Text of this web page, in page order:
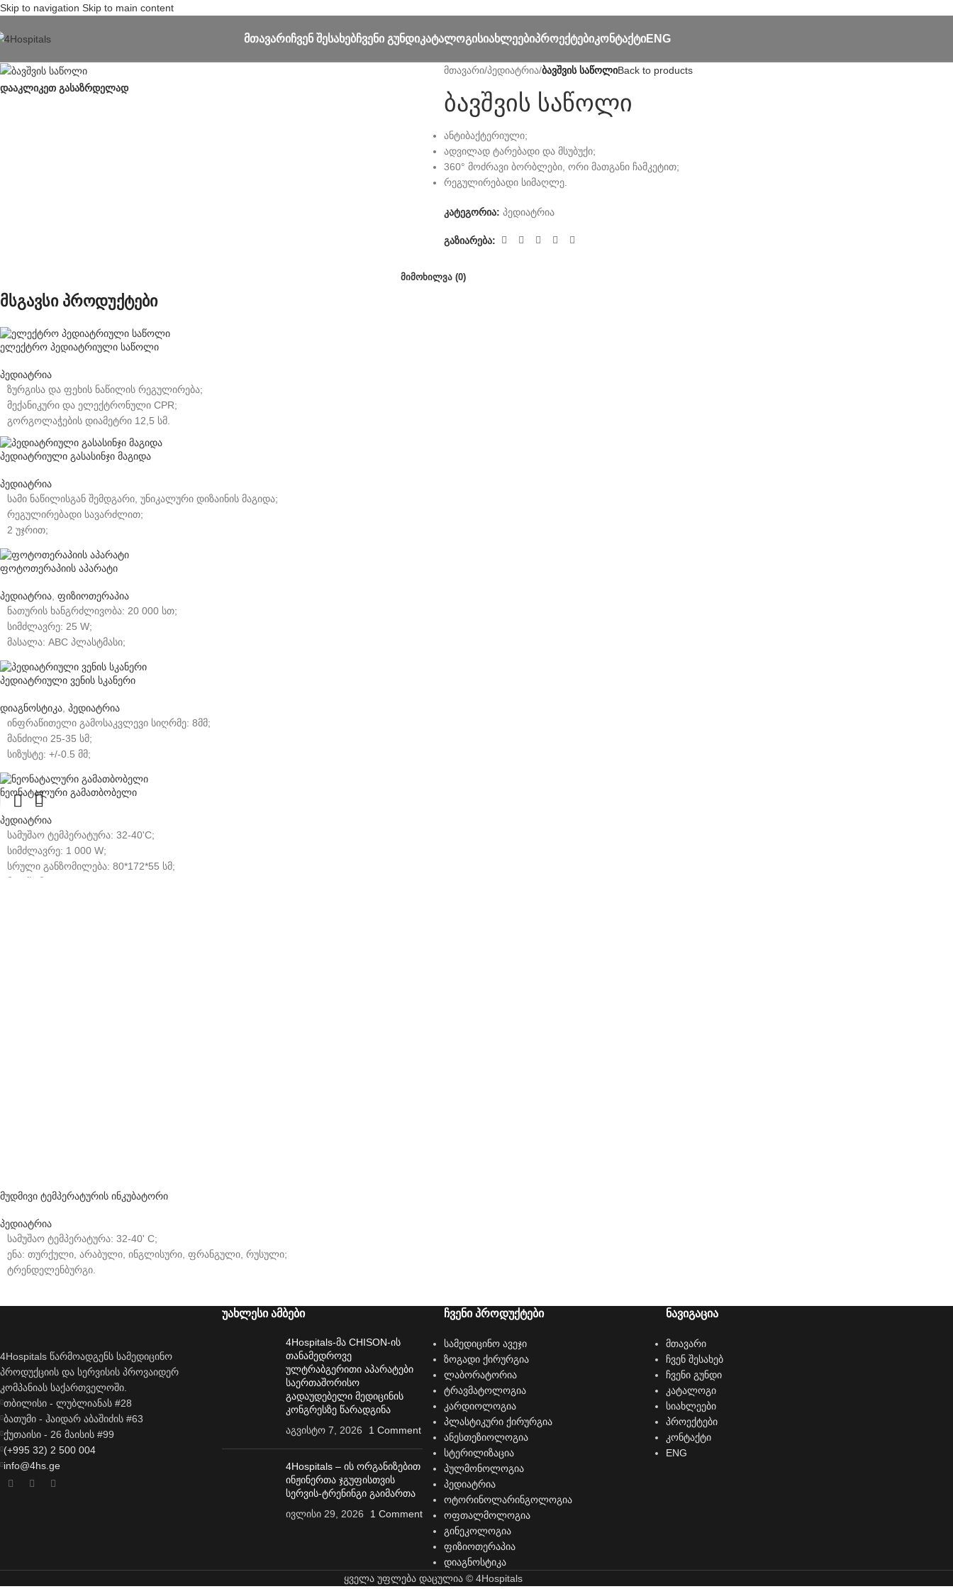
Skip to navigation Skip to main content
ᲛᲗᲐᲕᲐᲠᲘᲩᲕᲔᲜ ᲨᲔᲡᲐᲮᲔᲑᲩᲕᲔᲜᲘ ᲒᲣᲜᲓᲘᲙᲐᲢᲐᲚᲝᲒᲘᲡᲘᲐᲮᲚᲔᲔᲑᲘᲞᲠᲝᲔᲥᲢᲔᲑᲘᲙᲝᲜᲢᲐᲥᲢᲘENG
დააკლიკეთ გასაზრდელად
მთავარი/პედიატრია/ბავშვის საწოლიBack to products
ბავშვის საწოლი
ანტიბაქტერიული;
ადვილად ტარებადი და მსუბუქი;
360° მოძრავი ბორბლები, ორი მათგანი ჩამკეტით;
რეგულირებადი სიმაღლე.
კატეგორია: პედიატრია
გაზიარება:
ᲛᲘᲛᲝᲮᲘᲚᲕᲐ (0)
მსგავსი პროდუქტები
ელექტრო პედიატრიული საწოლი
პედიატრია
ზურგისა და ფეხის ნაწილის რეგულირება;
მექანიკური და ელექტრონული CPR;
გორგოლაჭების დიამეტრი 12,5 სმ.
პედიატრიული გასასინჯი მაგიდა
პედიატრია
სამი ნაწილისგან შემდგარი, უნიკალური დიზაინის მაგიდა;
რეგულირებადი სავარძლით;
2 უჯრით;
ფოტოთერაპიის აპარატი
პედიატრია ფიზიოთერაპია
ნათურის ხანგრძლივობა: 20 000 სთ;
სიმძლავრე: 25 W;
მასალა: ABC პლასტმასი;
სრული განზომილება: 50*190*80სმ;
ფოტოთერაპიის წონა: 4კგ, სრული წონა: 13კგ.
პედიატრიული ვენის სკანერი
დიაგნოსტიკა პედიატრია
ინფრაწითელი გამოსაკვლევი სიღრმე: 8მმ;
მანძილი 25-35 სმ;
სიზუსტე: +/-0.5 მმ;
ნეონატალური გამათბობელი
პედიატრია
სამუშაო ტემპერატურა: 32-40'C;
სიმძლავრე: 1 000 W;
სრული განზომილება: 80*172*55 სმ;
მუდმივი ტემპერატურის ინკუბატორი
პედიატრია
სამუშაო ტემპერატურა: 32-40' C;
ენა: თურქული, არაბული, ინგლისური, ფრანგული, რუსული;
ტრენდელენბურგი.
4Hospitals წარმოადგენს სამედიცინო
პროდუქციის და სერვისის პროვაიდერ
კომპანიას საქართველოში.
თბილისი - ლუბლიანას #28
ბათუმი - ჰაიდარ აბაშიძის #63
ქუთაისი - 26 მაისის #99
(+995 32) 2 500 004
info@4hs.ge
უახლესი ამბები
4Hospitals-მა CHISON-ის
თანამედროვე
ულტრაბგერითი აპარატები
საერთაშორისო
გადაუდებელი მედიცინის
კონგრესზე წარადგინა
აგვისტო 7, 2026
1 Comment
4Hospitals – ის ორგანიზებით
ინჟინერთა ჯგუფისთვის
სერვის-ტრენინგი გაიმართა
ივლისი 29, 2026
1 Comment
ჩვენი პროდუქტები
სამედიცინო ავეჯი
ზოგადი ქირურგია
ლაბორატორია
ტრავმატოლოგია
კარდიოლოგია
პლასტიკური ქირურგია
ანესთეზიოლოგია
სტერილიზაცია
პულმონოლოგია
პედიატრია
ოტორინოლარინგოლოგია
ოფთალმოლოგია
გინეკოლოგია
ფიზიოთერაპია
დიაგნოსტიკა
ნავიგაცია
მთავარი
ჩვენ შესახებ
ჩვენი გუნდი
კატალოგი
სიახლეები
პროექტები
კონტაქტი
ENG
ყველა უფლება დაცულია © 4Hospitals